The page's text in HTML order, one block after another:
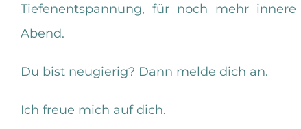
Tiefenentspannung, für noch mehr
Abend.
Du bist neugierig? Dann melde dich an.
Ich freue mich auf dich.